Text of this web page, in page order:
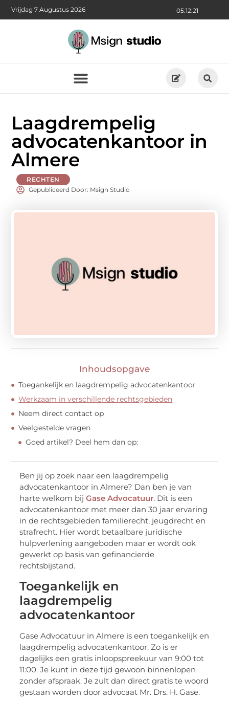
05:12:21
Vrijdag 7 Augustus 2026
Laagdrempelig
advocatenkantoor in
Almere
RECHTEN
Gepubliceerd Door: Msign Studio
Inhoudsopgave
Toegankelijk en laagdrempelig advocatenkantoor
Werkzaam in verschillende rechtsgebieden
Neem direct contact op
Veelgestelde vragen
Goed artikel? Deel hem dan op:
Ben jij op zoek naar een laagdrempelig
advocatenkantoor in Almere? Dan ben je van
harte welkom bijGase Advocatuur. Dit is een
advocatenkantoor met meer dan 30 jaar ervaring
in de rechtsgebieden familierecht, jeugdrecht en
strafrecht. Hier wordt betaalbare juridische
hulpverlening aangeboden maar er wordt ook
gewerkt op basis van gefinancierde
rechtsbijstand.
Toegankelijk en
laagdrempelig
advocatenkantoor
Gase Advocatuur in Almere is een toegankelijk en
laagdrempelig advocatenkantoor. Zo is er
dagelijks een gratis inloopspreekuur van 9:00 tot
11:00. Je kunt in deze tijd gewoon binnenlopen
zonder afspraak. Je zult dan direct gratis te woord
gestaan worden door advocaat Mr. Drs. H. Gase.